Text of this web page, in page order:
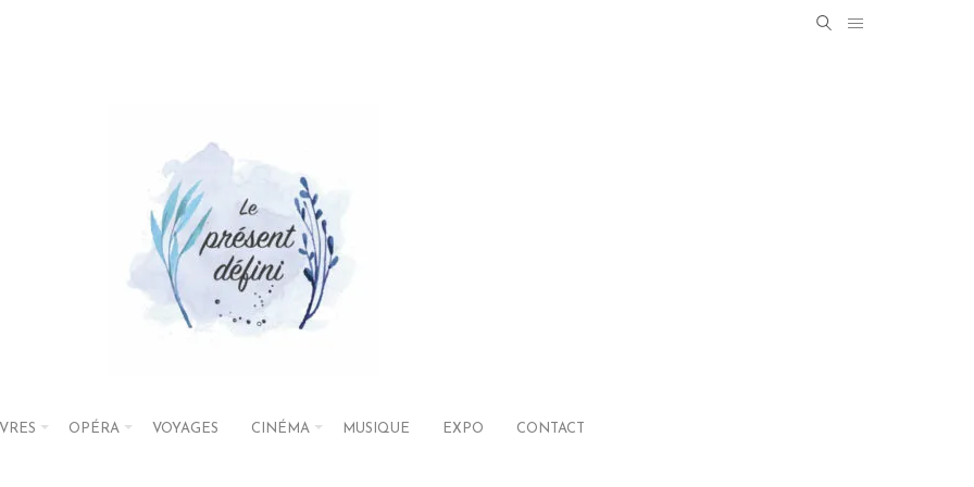
OPÉRA VOYAGES CINÉMA MUSIQUE EXPO CONTACT